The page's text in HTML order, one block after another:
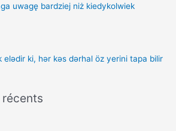
uwagę bardziej niż kiedykolwiek
elədir ki, hər kəs dərhal öz yerini tapa bilir